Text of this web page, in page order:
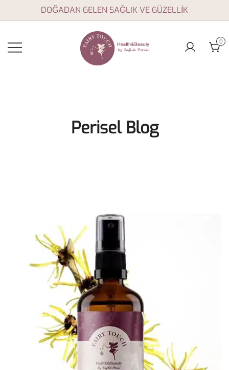
to
DOĞADAN GELEN SAĞLIK VE GÜZELLİK
0
Perisel Blog